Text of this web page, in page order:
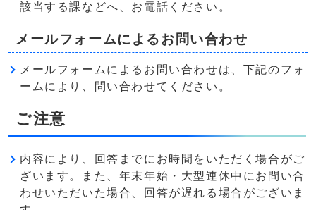
該当する課などへ、お電話ください。
メールフォームによるお問い合わせ
メールフォームによるお問い合わせは、下記のフォ
ームにより、問い合わせてください。
ご注意
内容により、回答までにお時間をいただく場合がご
ざいます。また、年末年始・大型連休中にお問い合
わせいただいた場合、回答が遅れる場合がございま